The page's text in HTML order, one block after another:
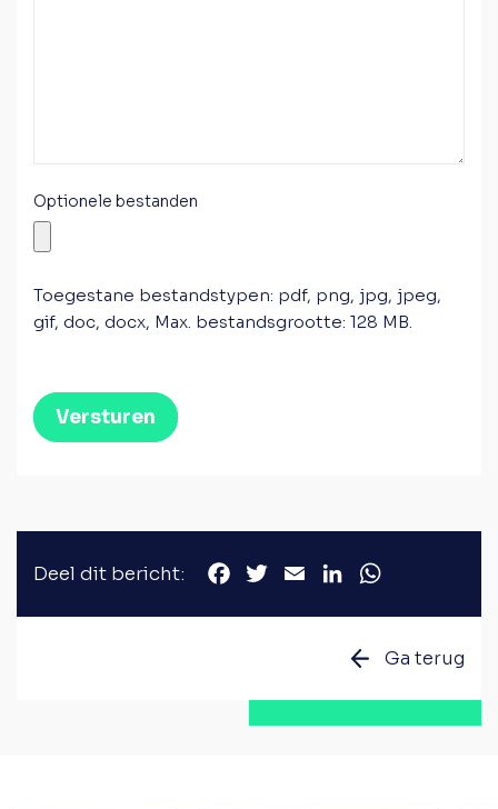
Optionele bestanden
Toegestane bestandstypen: pdf, png, jpg, jpeg,
gif, doc, docx, Max. bestandsgrootte: 128 MB.
Versturen
Deel dit bericht:
Facebook
TwitterEmailLinkedInWhatsApp
Ga terug